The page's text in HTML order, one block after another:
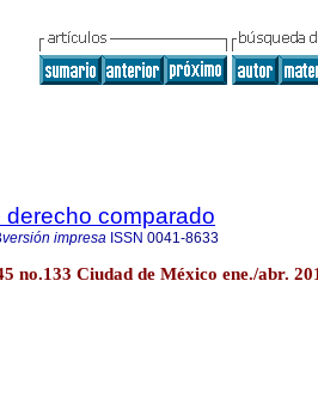
comparado
versión impresa ISSN 0041-8633
no.133 Ciudad de México ene./abr.